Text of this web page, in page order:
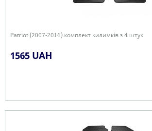
Patriot (2007-2016) комплект килимків з 4 штук
1565 UAH